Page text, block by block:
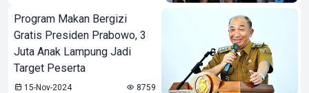
Program Makan Bergizi
Gratis Presiden Prabowo, 3
Juta Anak Lampung Jadi
Target Peserta
15-Nov-2024 8759